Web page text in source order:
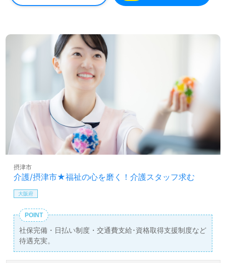
介護/摂津市★福祉の心を磨く！介護スタッフ求む
摂津市
大阪府
POINT
社保完備・日払い制度・交通費支給･資格取得支援制度など
待遇充実。